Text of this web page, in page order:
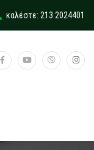
καλέστε: 213 2024401